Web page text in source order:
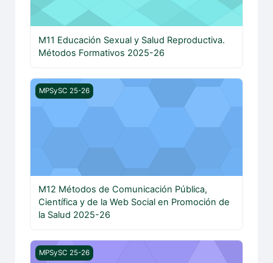
M11 Educación Sexual y Salud Reproductiva.
Métodos Formativos 2025-26
M12 Métodos de Comunicación Pública, Científica y de
MPSySC 25-26
M12 Métodos de Comunicación Pública,
Científica y de la Web Social en Promoción de
la Salud 2025-26
Prácticum 2025-26
MPSySC 25-26